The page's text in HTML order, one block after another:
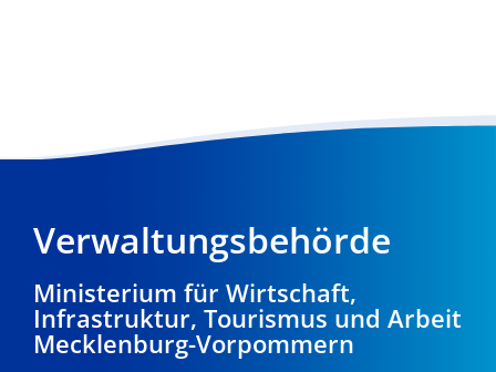
Verwaltungsbehörde
Ministerium für Wirtschaft,
Infrastruktur, Tourismus und Arbeit
Mecklenburg-Vorpommern